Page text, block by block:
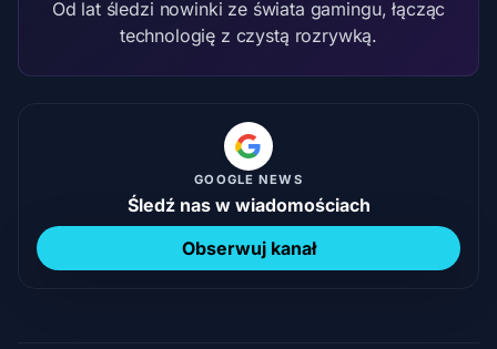
Od lat śledzi nowinki ze świata gamingu, łącząc
technologię z czystą rozrywką.
GOOGLE NEWS
Śledź nas w wiadomościach
Obserwuj kanał